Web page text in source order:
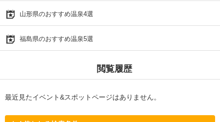
山形県のおすすめ温泉4選
福島県のおすすめ温泉5選
閲覧履歴
最近見たイベント&スポットページはありません。